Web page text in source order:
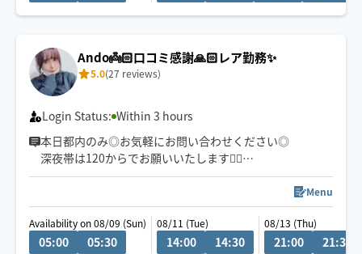
Ando👼🏻口コミ感謝🙏🏻レア勤務✨
5.0(27 reviews)
Login Status: Within 3 hours
本日都内のみ◎お気軽にお問い合わせください◎
深夜帯は120からでお願いいたします🙇‍♀️
注意事項をご確認ください🙇‍♀️
ご新規様5分、リピ様10分無料延長キャンペーン中⭐︎
タイミングによってはすぐにお返事を返せないこともあ
ります。
Menu
Availability on 08/09 (Sun)
05:00 05:30
08/11 (Tue)
14:00 14:30
08/13 (Thu)
21:00 21:30